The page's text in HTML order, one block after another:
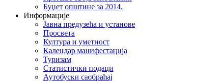
Буџет општине за 2014.
Информације
Јавна предузећа и установе
Просвета
Култура и уметност
Календар манифестација
Туризам
Статистички подаци
Аутобуски саобраћај